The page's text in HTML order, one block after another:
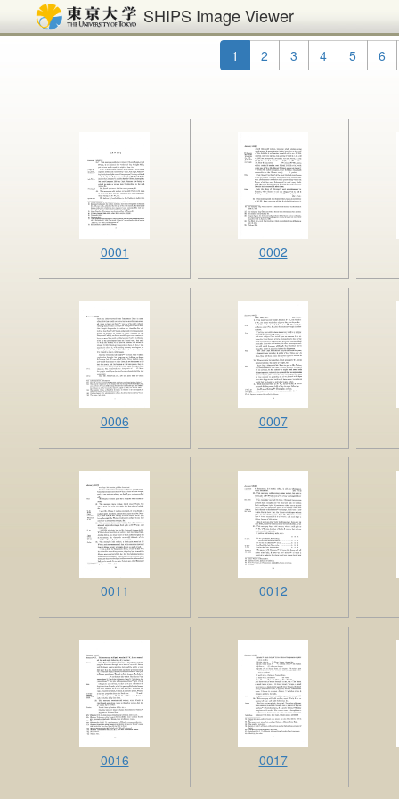
SHIPS Image Viewer
1 2 3 4 5 6
0001 0002
0006 0007
0011 0012
0016 0017